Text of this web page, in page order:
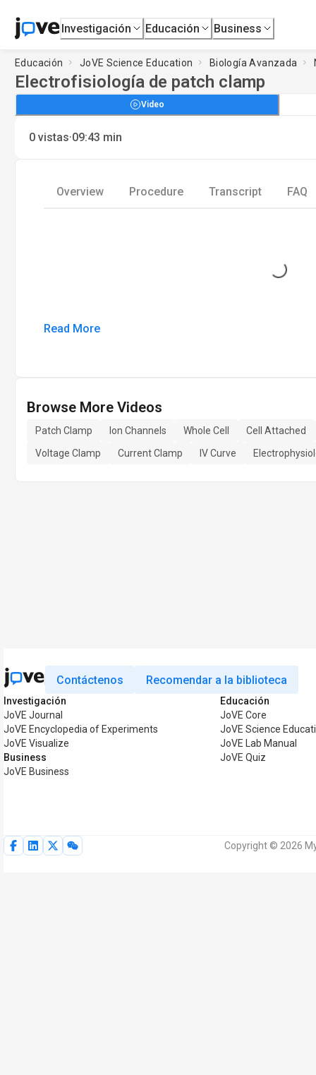
Investigación Educación Business
Educación JoVE Science Education Biología Avanzada
Electrofisiología de patch clamp
Video
0 vistas·09:43 min
Overview Procedure Transcript FAQ
Loading...
Read More
Browse More Videos
Patch Clamp Ion Channels Whole Cell
Cell Attached
Voltage Clamp
Current Clamp IV Curve
Contáctenos Recomendar a la biblioteca
Investigación
JoVE Journal
JoVE Encyclopedia of Experiments
JoVE Visualize
Business
JoVE Business
Educación
JoVE Core
JoVE Science
JoVE Lab Manual
JoVE Quiz
Copyright © 2026